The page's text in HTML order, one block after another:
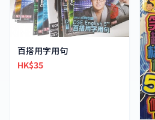
百搭用字用句
HK$35